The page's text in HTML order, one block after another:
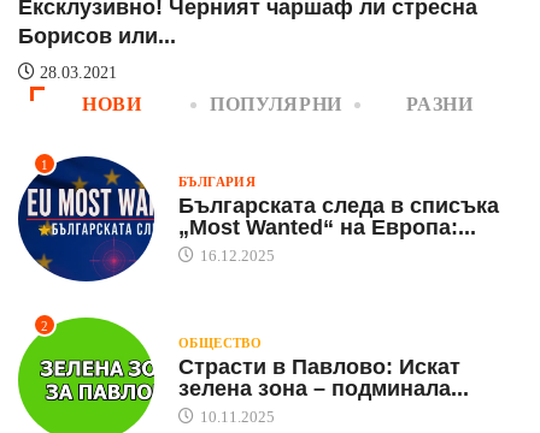
Ексклузивно! Черният чаршаф ли стресна
Борисов или...
28.03.2021
НОВИ ПОПУЛЯРНИ РАЗНИ
1
БЪЛГАРИЯ
Българската следа в списъка
„Most Wanted“ на Европа:...
16.12.2025
2
ОБЩЕСТВО
Страсти в Павлово: Искат
зелена зона – подминала...
10.11.2025